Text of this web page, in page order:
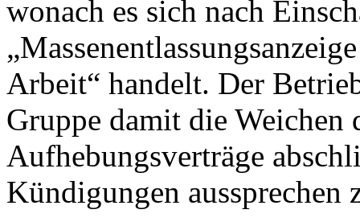
wonach es sich nach
Arbeit“ handelt. Der
Gruppe damit die
Aufhebungsverträge
Kündigungen aussprechen